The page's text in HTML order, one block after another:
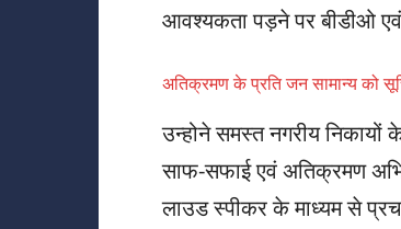
आवश्यकता पड़ने पर बीडीओ
अतिक्रमण के प्रति जन सामान्य को
उन्होने समस्त नगरीय निकायों
साफ-सफाई एवं अतिक्रमण
लाउड स्पीकर के माध्यम से